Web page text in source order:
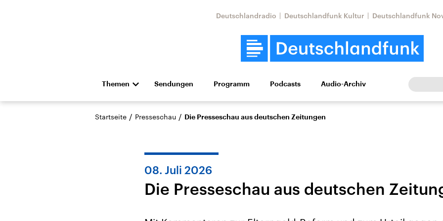
Deutschlandradio Deutschlandfunk Kultur Deutschlandfunk
Themen
Die Nachrichten Politik Wirtschaft Wissen Kultur Europa
Hörspiel und Feature Musik
Sendungen Programm Podcasts Audio-Archiv
Startseite / Presseschau / Die Presseschau aus deutschen Zeitungen
08. Juli 2026
Die Presseschau aus deutschen